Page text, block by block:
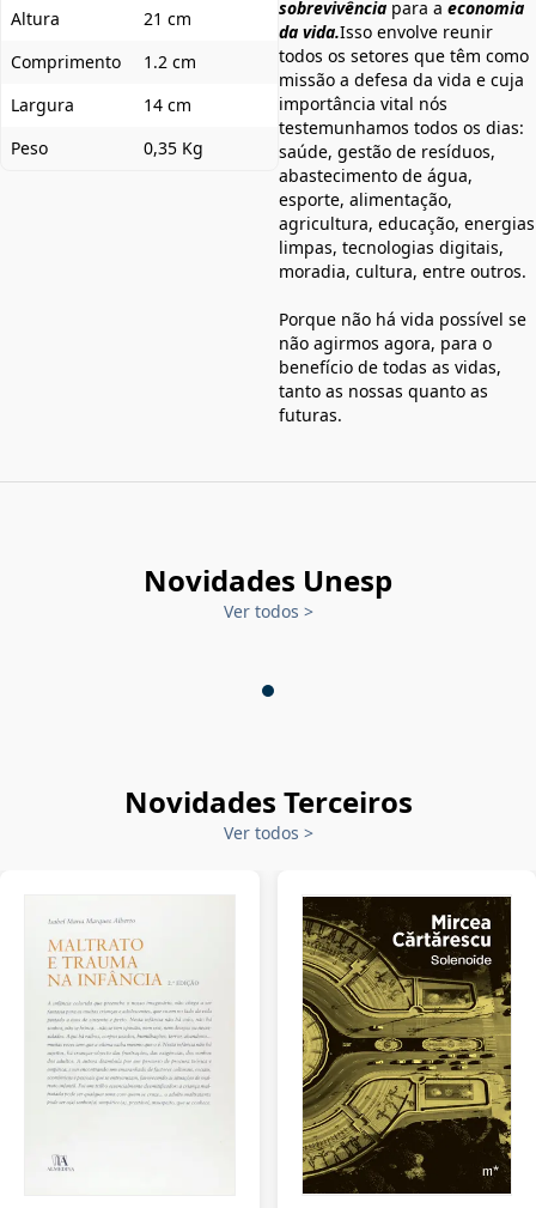
Altura
21 cm
Comprimento
1.2 cm
Largura
14 cm
Peso
0,35 Kg
sobrevivência para a economia
da vida.Isso envolve reunir
todos os setores que têm como
missão a defesa da vida e cuja
importância vital nós
testemunhamos todos os dias:
saúde, gestão de resíduos,
abastecimento de água,
esporte, alimentação,
agricultura, educação, energias
limpas, tecnologias digitais,
moradia, cultura, entre outros.
Porque não há vida possível se
não agirmos agora, para o
benefício de todas as vidas,
tanto as nossas quanto as
futuras.
Novidades Unesp
Ver todos >
Novidades Terceiros
Ver todos >